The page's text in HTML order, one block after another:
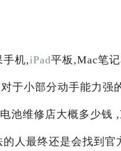
手机,iPad平板,Mac笔
于小部分动手能力强
池维修店大概多少钱
人最终还是会找到官